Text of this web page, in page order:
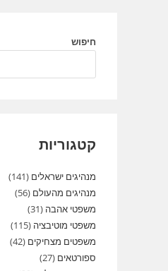
חיפוש
קטגוריות
מנהיגים ישראלים (141)
מנהיגים מהעולם (56)
משפטי אהבה (31)
משפטי מוטיבציה (115)
משפטים מצחיקים (42)
ספורטאים (27)